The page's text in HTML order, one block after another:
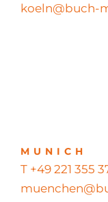
koeln@buch-
MUNICH
T +49 221 355